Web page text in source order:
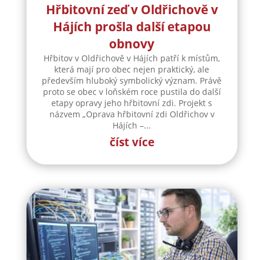
Hřbitovní zeď v Oldřichově v
Hájích prošla další etapou
obnovy
Hřbitov v Oldřichově v Hájích patří k místům,
která mají pro obec nejen praktický, ale
především hluboký symbolický význam. Právě
proto se obec v loňském roce pustila do další
etapy opravy jeho hřbitovní zdi. Projekt s
názvem „Oprava hřbitovní zdi Oldřichov v
Hájích –...
číst více